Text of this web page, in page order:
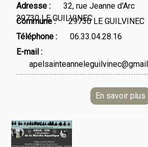
Adresse
32, rue Jeanne d'Arc
29730 LE GUILVINEC
Commune
29730 LE GUILVINEC
Téléphone
06.33.04.28.16
E-mail